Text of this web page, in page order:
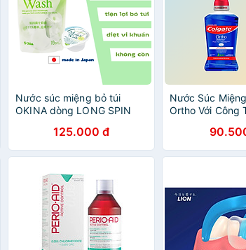
Nước súc miệng bỏ túi
OKINA dòng LONG SPIN
Quýt Bạc Hà không cồn –
Túi 10 hũ x 14ml
125.000 đ
Nước Súc
Ortho Với Công
Niềng Răng